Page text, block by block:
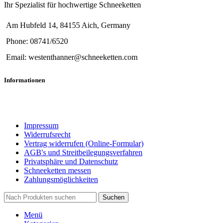
Ihr Spezialist für hochwertige Schneeketten
Am Hubfeld 14, 84155 Aich, Germany
Phone: 08741/6520
Email: westenthanner@schneeketten.com
Informationen
Impressum
Widerrufsrecht
Vertrag widerrufen (Online-Formular)
AGB's und Streitbeilegungsverfahren
Privatsphäre und Datenschutz
Schneeketten messen
Zahlungsmöglichkeiten
Suchen
Menü